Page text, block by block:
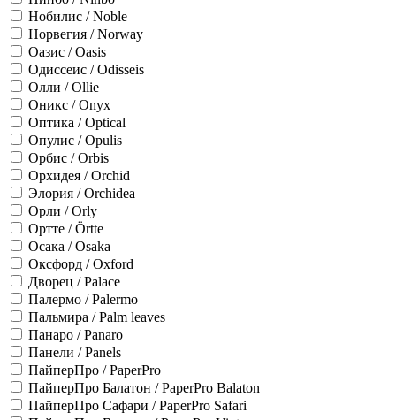
Нобилис / Noble
Норвегия / Norway
Оазис / Oasis
Одиссеис / Odisseis
Олли / Ollie
Оникс / Onyx
Оптика / Optical
Опулис / Opulis
Орбис / Orbis
Орхидея / Orchid
Элория / Orchidea
Орли / Orly
Ортте / Örtte
Осака / Osaka
Оксфорд / Oxford
Дворец / Palace
Палермо / Palermo
Пальмира / Palm leaves
Панаро / Panaro
Панели / Panels
ПайперПро / PaperPro
ПайперПро Балатон / PaperPro Balaton
ПайперПро Сафари / PaperPro Safari